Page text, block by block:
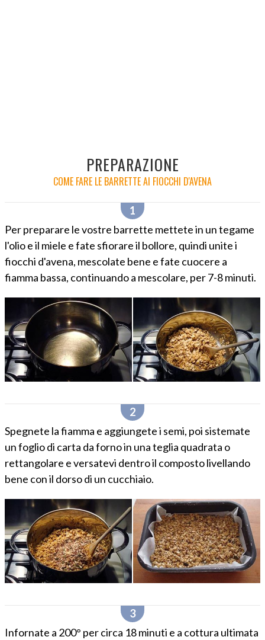
PREPARAZIONE
COME FARE LE BARRETTE AI FIOCCHI D'AVENA
Per preparare le vostre barrette mettete in un tegame
l'olio e il miele e fate sfiorare il bollore, quindi unite i
fiocchi d'avena, mescolate bene e fate cuocere a
fiamma bassa, continuando a mescolare, per 7-8 minuti.
Spegnete la fiamma e aggiungete i semi, poi sistemate
un foglio di carta da forno in una teglia quadrata o
rettangolare e versatevi dentro il composto livellando
bene con il dorso di un cucchiaio.
Infornate a 200° per circa 18 minuti e a cottura ultimata